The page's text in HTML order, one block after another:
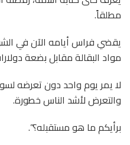
مطلقاً.
يقضي فراس أيامه الآن في
مواد البقالة مقابل بضعة
لا يمر يوم واحد دون تعرضه
والتعرض لأشد الناس خطورة.
برأيكم ما هو مستقبله؟”.